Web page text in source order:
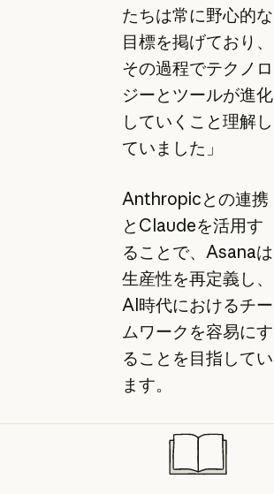
たちは常に野心的な
目標を掲げており、
その過程でテクノロ
ジーとツールが進化
していくこと理解し
ていました」
Anthropicとの連携
とClaudeを活用す
ることで、Asanaは
生産性を再定義し、
AI時代におけるチー
ムワークを容易にす
ることを目指してい
ます。